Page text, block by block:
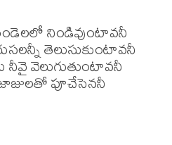
నిండివుంటావనీ
తెలుసుకుంటావనీ
వెలుగుతుంటావనీ
పూచేసెననీ